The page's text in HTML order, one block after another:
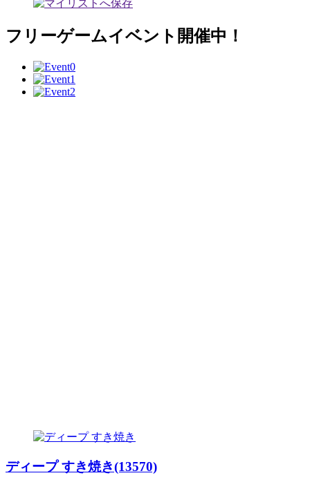
フリーゲームイベント開催中！
ディープ すき焼き(13570)